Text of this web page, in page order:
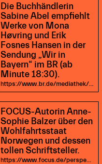
Die Buchhändlerin
Sabine Abel empfiehlt
Werke von Mona
Høvring und Erik
Fosnes Hansen in der
Sendung „Wir in
Bayern“ im BR (ab
Minute 18:30).
https://www.br.de/mediathek/video/wir-in-bayern-25102019-freitagsglueck-buchtipps-von-der-frankfurter-buchmesse-schafskaesestrudel-auf-ratatouille-und-kraeutercreme-av:5d78e8bbe364e90013e0dfb1
FOCUS-Autorin Anne-
Sophie Balzer über den
Wohlfahrtsstaat
Norwegen und dessen
tollen Schriftsteller.
https://www.focus.de/perspektiven/politik-glueckliches-norwegen-was-machst-du-besser_id_11248476.html